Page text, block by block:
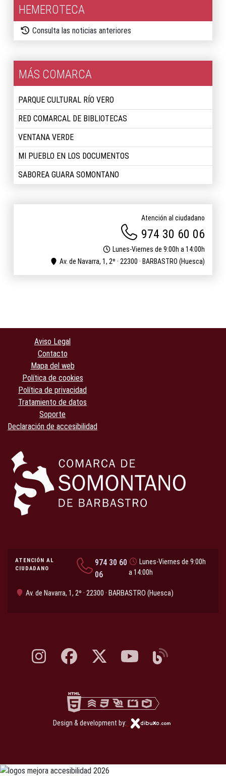
HEMEROTECA
Consulta las noticias anteriores
MÁS COMARCA
PARQUE CULTURAL RÍO VERO
RED COMARCAL DE BIBLIOTECAS
VENTANA VERDE
MI PUEBLO EN LOS DOCUMENTOS
SABOREA GUARA SOMONTANO
Atención al ciudadano
974 30 60 06
Lunes-Viernes de 9:00h a 14:00h
Av. de Navarra, 1, 2º · 22300 · BARBASTRO (Huesca)
Aviso Legal
Contacto
Mapa del web
Política de cookies
Política de privacidad
Tratamiento de datos
Soporte
Declaración de accesibilidad
ATENCIÓN AL
CIUDADANO
974 30 60
06
Lunes-Viernes de 9:00h
a 14:00h
Av. de Navarra, 1, 2º · 22300 · BARBASTRO (Huesca)
Instagram, abre en nueva pestaña
Facebook, abre en nueva pestaña
X, antes Twitter, abre en nueva pestaña
YouTube, abre en nueva
Blog, abre en nueva
Design & development by: